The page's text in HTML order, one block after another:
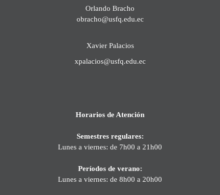
Orlando Bracho
obracho@usfq.edu.ec
Xavier Palacios
xpalacios@usfq.edu.ec
Horarios de Atención
Semestres regulares:
Lunes a viernes: de 7h00 a 21h00
Períodos de verano:
Lunes a viernes: de 8h00 a 20h00